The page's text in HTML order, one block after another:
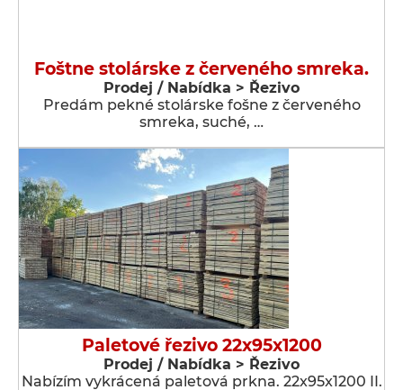
Foštne stolárske z červeného smreka.
Prodej / Nabídka > Řezivo
Predám pekné stolárske fošne z červeného
smreka, suché, …
Paletové řezivo 22x95x1200
Prodej / Nabídka > Řezivo
Nabízím vykrácená paletová prkna. 22x95x1200 II.